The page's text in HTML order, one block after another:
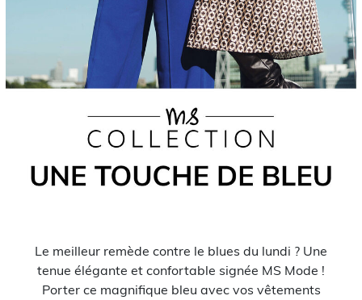
Le meilleur remède contre le blues du lundi ? Une
tenue élégante et confortable signée MS Mode !
Porter ce magnifique bleu avec vos vêtements